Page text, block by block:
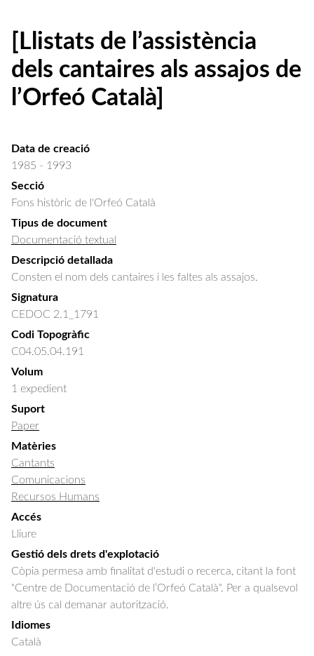
[Llistats de l’assistència
dels cantaires als assajos de
l’Orfeó Català]
Data de creació
1985 - 1993
Secció
Fons històric de l'Orfeó Català
Tipus de document
Documentació textual
Descripció detallada
Consten el nom dels cantaires i les faltes als assajos.
Signatura
CEDOC 2.1_1791
Codi Topogràfic
C04.05.04.191
Volum
1 expedient
Suport
Paper
Matèries
Cantants
Comunicacions
Recursos Humans
Accés
Lliure
Gestió dels drets d'explotació
Còpia permesa amb finalitat d'estudi o recerca, citant la font
"Centre de Documentació de l’Orfeó Català". Per a qualsevol
altre ús cal demanar autorització.
Idiomes
Català